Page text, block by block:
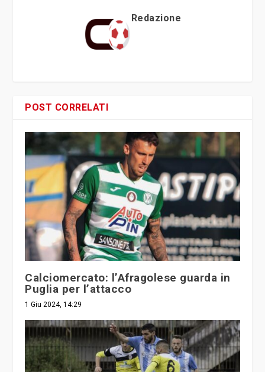
Redazione
POST CORRELATI
Calciomercato: l’Afragolese guarda in
Puglia per l’attacco
1 Giu 2024, 14:29